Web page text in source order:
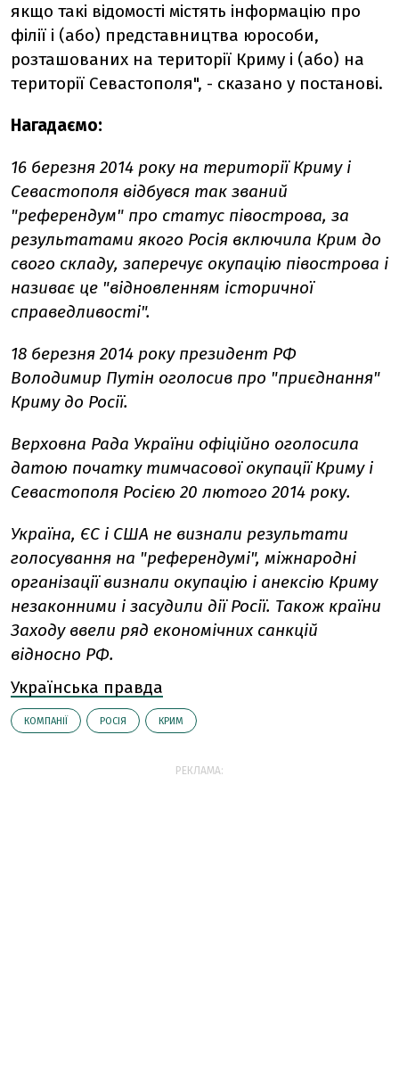
якщо такі відомості містять інформацію про
філії і (або) представництва юрособи,
розташованих на території Криму і (або) на
території Севастополя", - сказано у постанові.
Нагадаємо:
16 березня 2014 року на території Криму і
Севастополя відбувся так званий
"референдум" про статус півострова, за
результатами якого Росія включила Крим до
свого складу, заперечує окупацію півострова і
називає це "відновленням історичної
справедливості".
18 березня 2014 року президент РФ
Володимир Путін оголосив про "приєднання"
Криму до Росії.
Верховна Рада України офіційно оголосила
датою початку тимчасової окупації Криму і
Севастополя Росією 20 лютого 2014 року.
Україна, ЄС і США не визнали результати
голосування на "референдумі", міжнародні
організації визнали окупацію і анексію Криму
незаконними і засудили дії Росії. Також країни
Заходу ввели ряд економічних санкцій
відносно РФ.
Українська правда
КОМПАНІЇ РОСІЯ КРИМ
РЕКЛАМА: